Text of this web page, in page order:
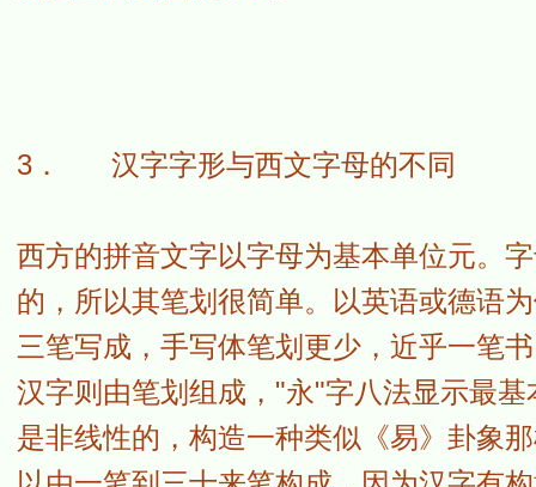
3． 汉字字形与西文字母的不同
西方的拼音文字以字母为基本单位元。
的，所以其笔划很简单。以英语或德语
三笔写成，手写体笔划更少，近乎一笔
汉字则由笔划组成，"永"字八法显示最
是非线性的，构造一种类似《易》卦象